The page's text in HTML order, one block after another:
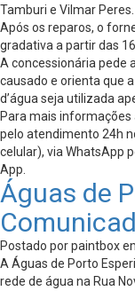
Tamburi e Vilmar Peres.
Após os reparos, o
gradativa a partir das
A concessionária pede
causado e orienta que
d’água seja utilizada
Para mais informações
pelo atendimento 24h
celular), via WhatsApp
App.
Águas de
Postado por paintbox
A Águas de Porto
rede de água na Rua